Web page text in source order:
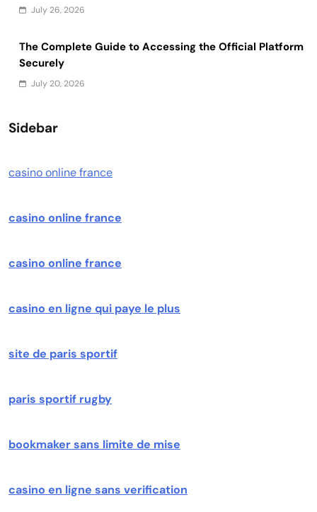
July 26, 2026
The Complete Guide to Accessing the Official Platform
Securely
July 20, 2026
Sidebar
casino online france
casino online france
casino online france
casino en ligne qui paye le plus
site de paris sportif
paris sportif rugby
bookmaker sans limite de mise
casino en ligne sans verification